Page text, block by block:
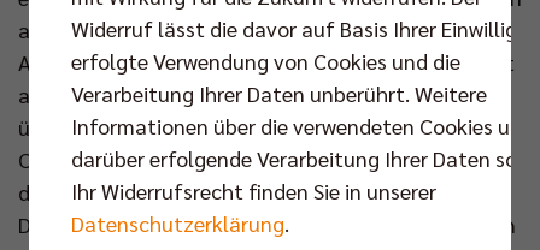
an ausüben. Wie erhofft, rollte die
Angriffsmaschinerie unter Sergey Grankins Regie gut
an (8:5 und 16:11). Als Düren sich in fast schon
üblicher Manier heran kämpfte (20:19), zog Trainer
Cedric Enard mit Matthew West für den Aufschlag
den richtigen Joker. Der Service des ehemaligen
Düreners machte den Unterschied, die Gäste setzten
Widerruf lässt die davor auf Basis Ihrer
erfolgte Verwendung von Cookies und die
Verarbeitung Ihrer Daten unberührt. Weitere
Informationen über die verwendeten Cookies und
darüber erfolgende Verarbeitung Ihrer Daten
Ihr Widerrufsrecht finden Sie in unserer
Datenschutzerklärung.